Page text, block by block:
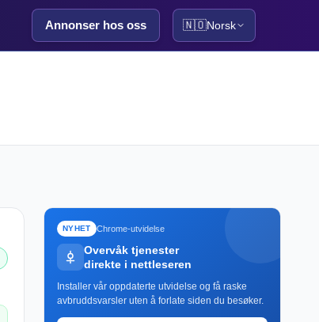
Annonser hos oss 🇳🇴Norsk
NYHET Chrome-utvidelse
Overvåk tjenester
direkte i nettleseren
Installer vår oppdaterte utvidelse og få raske
avbruddsvarsler uten å forlate siden du besøker.